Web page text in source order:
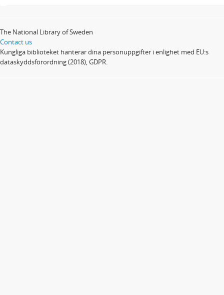
The National Library of Sweden
Contact us
Kungliga biblioteket hanterar dina personuppgifter i enlighet med EU:s
dataskyddsförordning (2018), GDPR.